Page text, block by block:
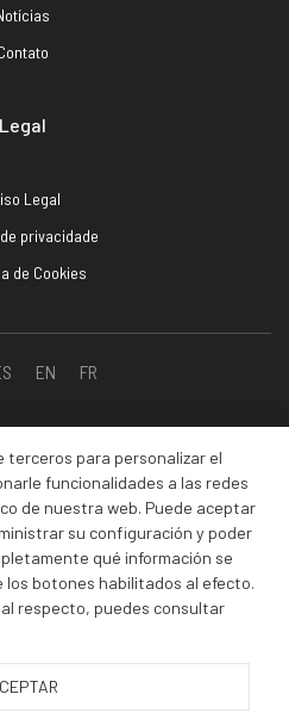
Legal
Legal
privacidade
de Cookies
EN FR
terceros para personalizar el
funcionalidades a las redes
de nuestra web. Puede aceptar
su configuración y poder
qué información se
botones habilitados al efecto.
respecto, puedes consultar